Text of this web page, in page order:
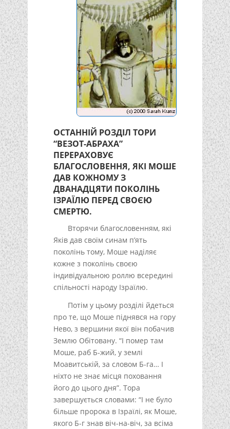
ОСТАННІЙ РОЗДІЛ ТОРИ
“ВЕЗОТ-АБРАХА”
ПЕРЕРАХОВУЄ
БЛАГОСЛОВЕННЯ, ЯКІ МОШЕ
ДАВ КОЖНОМУ З
ДВАНАДЦЯТИ ПОКОЛІНЬ
ІЗРАЇЛЮ ПЕРЕД СВОЄЮ
СМЕРТЮ.
Вторячи благословенням, які
Яків дав своїм синам п’ять
поколінь тому, Моше наділяє
кожне з поколінь своєю
індивідуальною роллю всередині
спільності народу Ізраїлю.
Потім у цьому розділі йдеться
про те, що Моше піднявся на гору
Нево, з вершини якої він побачив
Землю Обітовану. “І помер там
Моше, раб Б-жий, у землі
Моавитській, за словом Б-га… І
ніхто не знає місця поховання
його до цього дня”. Тора
завершується словами: “І не було
більше пророка в Ізраїлі, як Моше,
якого Б-г знав віч-на-віч, за всіма